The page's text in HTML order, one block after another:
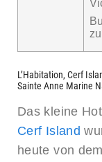
L’Habitation, Cerf
Sainte Anne Marine
Das kleine
Cerf Island
heute von